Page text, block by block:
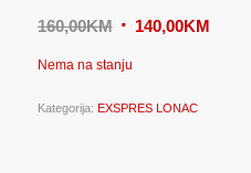
160,00KM Original
160,00KM.
140,00KM
Nema na stanju
Kategorija: EXSPRES LONAC